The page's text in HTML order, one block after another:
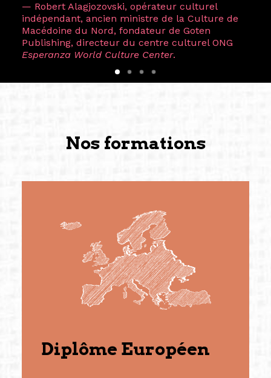
— Robert Alagjozovski, opérateur culturel
indépendant, ancien ministre de la Culture de
Macédoine du Nord, fondateur de Goten
Publishing, directeur du centre culturel ONG
Esperanza World Culture Center.
Nos formations
Diplôme Européen